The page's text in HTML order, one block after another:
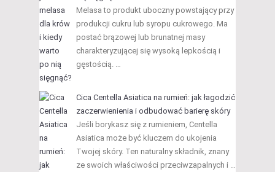
Melasa to produkt uboczny powstający przy
produkcji cukru lub syropu cukrowego. Ma
postać brązowej lub brunatnej masy
charakteryzującej się wysoką lepkością i
gęstością. …
Cica Centella Asiatica na rumień: jak łagodzić
zaczerwienienia i odbudować barierę skóry
Jeśli borykasz się z rumieniem, Centella
Asiatica może być kluczem do ukojenia
Twojej skóry. Ten naturalny składnik, znany
ze swoich właściwości przeciwzapalnych i …